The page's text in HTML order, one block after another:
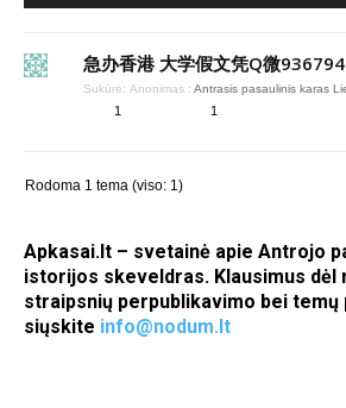
急办香港 大学假文凭Q微
Sukūrė: Anonimas : Antrasis pasaulinis karas
1 1
Rodoma 1 tema (viso: 1)
Apkasai.lt – svetainė apie Antrojo
istorijos skeveldras. Klausimus dėl
straipsnių perpublikavimo bei temų
siųskite info@nodum.lt